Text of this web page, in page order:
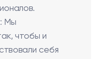
Мы
чтобы и
себя